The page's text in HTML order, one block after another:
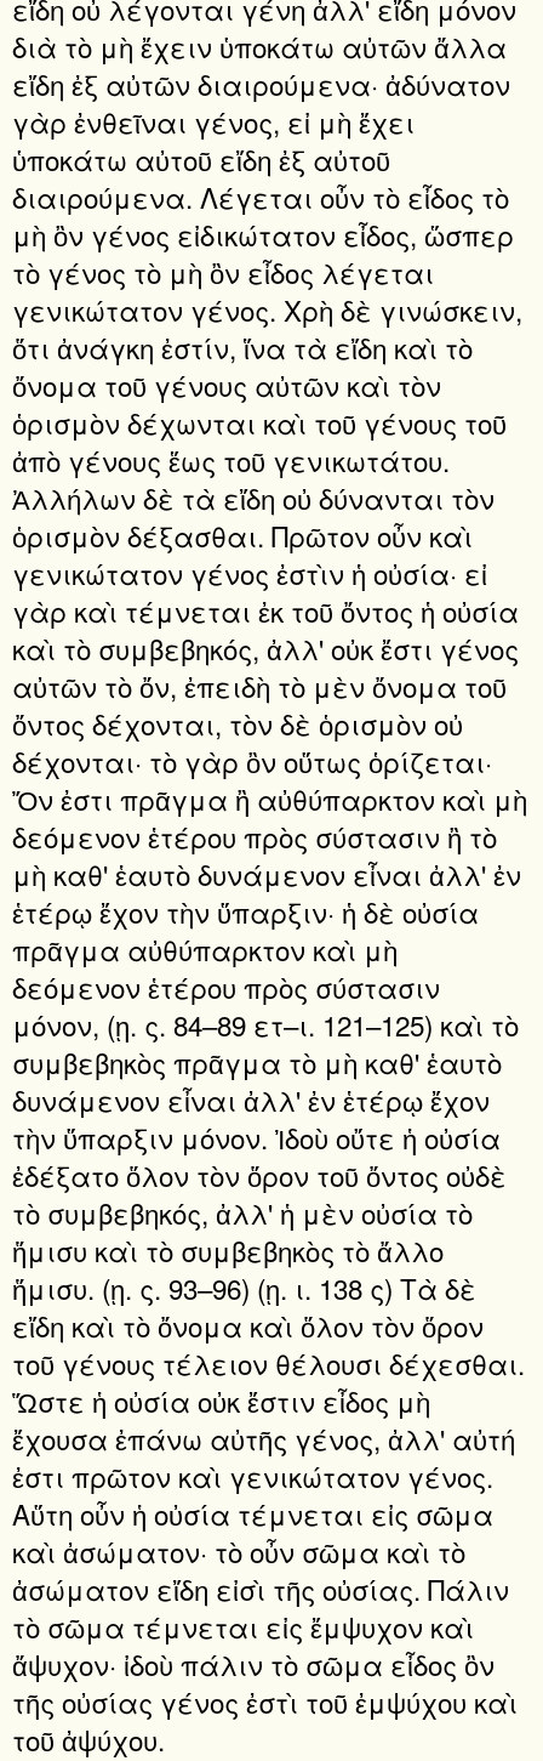
εἴδη οὐ λέγονται γένη ἀλλ' εἴδη μόνον
διὰ τὸ μὴ ἔχειν ὑποκάτω αὐτῶν ἄλλα
εἴδη ἐξ αὐτῶν διαιρούμενα· ἀδύνατον
γὰρ ἐνθεῖναι γένος, εἰ μὴ ἔχει
ὑποκάτω αὐτοῦ εἴδη ἐξ αὐτοῦ
διαιρούμενα. Λέγεται οὖν τὸ εἶδος τὸ
μὴ ὂν γένος εἰδικώτατον εἶδος, ὥσπερ
τὸ γένος τὸ μὴ ὂν εἶδος λέγεται
γενικώτατον γένος. Χρὴ δὲ γινώσκειν,
ὅτι ἀνάγκη ἐστίν, ἵνα τὰ εἴδη καὶ τὸ
ὄνομα τοῦ γένους αὐτῶν καὶ τὸν
ὁρισμὸν δέχωνται καὶ τοῦ γένους τοῦ
ἀπὸ γένους ἕως τοῦ γενικωτάτου.
Ἀλλήλων δὲ τὰ εἴδη οὐ δύνανται τὸν
ὁρισμὸν δέξασθαι. Πρῶτον οὖν καὶ
γενικώτατον γένος ἐστὶν ἡ οὐσία· εἰ
γὰρ καὶ τέμνεται ἐκ τοῦ ὄντος ἡ οὐσία
καὶ τὸ συμβεβηκός, ἀλλ' οὐκ ἔστι γένος
αὐτῶν τὸ ὄν, ἐπειδὴ τὸ μὲν ὄνομα τοῦ
ὄντος δέχονται, τὸν δὲ ὁρισμὸν οὐ
δέχονται· τὸ γὰρ ὂν οὕτως ὁρίζεται·
Ὄν ἐστι πρᾶγμα ἢ αὐθύπαρκτον καὶ μὴ
δεόμενον ἑτέρου πρὸς σύστασιν ἢ τὸ
μὴ καθ' ἑαυτὸ δυνάμενον εἶναι ἀλλ' ἐν
ἑτέρῳ ἔχον τὴν ὕπαρξιν· ἡ δὲ οὐσία
πρᾶγμα αὐθύπαρκτον καὶ μὴ
δεόμενον ἑτέρου πρὸς σύστασιν
μόνον, (ῃ. ς. 84–89 ετ–ι. 121–125) καὶ τὸ
συμβεβηκὸς πρᾶγμα τὸ μὴ καθ' ἑαυτὸ
δυνάμενον εἶναι ἀλλ' ἐν ἑτέρῳ ἔχον
τὴν ὕπαρξιν μόνον. Ἰδοὺ οὔτε ἡ οὐσία
ἐδέξατο ὅλον τὸν ὅρον τοῦ ὄντος οὐδὲ
τὸ συμβεβηκός, ἀλλ' ἡ μὲν οὐσία τὸ
ἥμισυ καὶ τὸ συμβεβηκὸς τὸ ἄλλο
ἥμισυ. (ῃ. ς. 93–96) (ῃ. ι. 138 ς) Τὰ δὲ
εἴδη καὶ τὸ ὄνομα καὶ ὅλον τὸν ὅρον
τοῦ γένους τέλειον θέλουσι δέχεσθαι.
Ὥστε ἡ οὐσία οὐκ ἔστιν εἶδος μὴ
ἔχουσα ἐπάνω αὐτῆς γένος, ἀλλ' αὐτή
ἐστι πρῶτον καὶ γενικώτατον γένος.
Αὕτη οὖν ἡ οὐσία τέμνεται εἰς σῶμα
καὶ ἀσώματον· τὸ οὖν σῶμα καὶ τὸ
ἀσώματον εἴδη εἰσὶ τῆς οὐσίας. Πάλιν
τὸ σῶμα τέμνεται εἰς ἔμψυχον καὶ
ἄψυχον· ἰδοὺ πάλιν τὸ σῶμα εἶδος ὂν
τῆς οὐσίας γένος ἐστὶ τοῦ ἐμψύχου καὶ
τοῦ ἀψύχου.